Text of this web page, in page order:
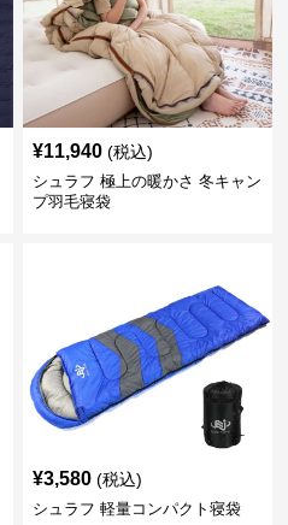
¥11,940 (税込)
シュラフ 極上の暖かさ 冬キャン
プ羽毛寝袋
¥3,580 (税込)
シュラフ 軽量コンパクト寝袋